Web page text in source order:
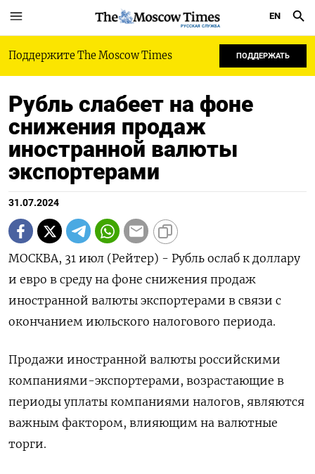
РУССКАЯ СЛУЖБА
EN
Поддержите The Moscow Times ПОДДЕРЖАТЬ
Рубль слабеет на фоне
снижения продаж
иностранной валюты
экспортерами
31.07.2024
МОСКВА, 31 июл (Рейтер) - Рубль ослаб к доллару
и евро в среду на фоне снижения продаж
иностранной валюты экспортерами в связи с
окончанием июльского налогового периода.
Продажи иностранной валюты российскими
компаниями-экспортерами, возрастающие в
периоды уплаты компаниями налогов, являются
важным фактором, влияющим на валютные
торги.